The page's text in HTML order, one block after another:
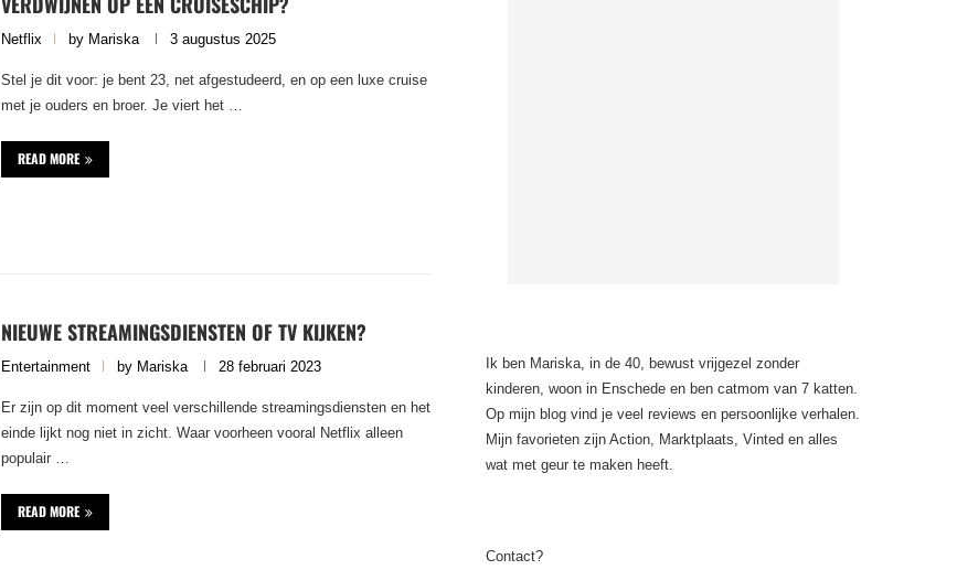
Netflix by Mariska 3 augustus 2025
Stel je dit voor: je bent 23, net afgestudeerd, en op een luxe cruise
met je ouders en broer. Je viert het …
READ MORE
NIEUWE STREAMINGSDIENSTEN OF TV KIJKEN?
Entertainment by Mariska 28 februari 2023
Er zijn op dit moment veel verschillende streamingsdiensten en het
einde lijkt nog niet in zicht. Waar voorheen vooral Netflix alleen
populair …
READ MORE
Ik ben Mariska, in de 40, bewust vrijgezel zonder
kinderen, woon in Enschede en ben catmom van 7 katten.
Op mijn blog vind je veel reviews en persoonlijke verhalen.
Mijn favorieten zijn Action, Marktplaats, Vinted en alles
wat met geur te maken heeft.
Contact?